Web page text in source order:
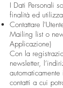
I Dati Personali
finalità ed
Contattare
Mailing list o
Applicazione)
Con la
newsletter,
contatti a cui